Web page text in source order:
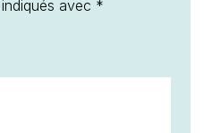
avec *